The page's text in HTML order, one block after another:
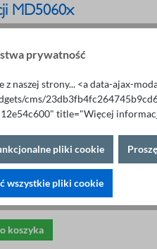
MD5060x
izolacji 5 kV
- 5 TΩ
0.5 kV do 5 kV
1.5 ± 0.5 mA
(DAR)
(SVT)
oprogramowanie
koszyka
prywatność
naszej strony... <a data-ajax-
cms/
title="Więcej
pliki cookie
wszystkie pliki cookie